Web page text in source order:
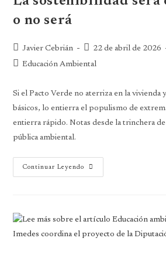
o no será
Javier Cebrián
22 de abril de 2026
Educación Ambiental
Si el Pacto Verde no aterriza en la vivienda
básicos, lo entierra el populismo de
entierra rápido. Notas desde la trinchera
pública ambiental.
Continuar Leyendo